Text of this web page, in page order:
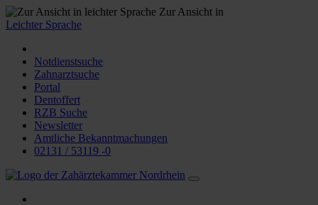
Zur Ansicht in
Leichter Sprache
Notdienstsuche
Zahnarztsuche
Portal
Dentoffert
RZB Suche
Newsletter
Amtliche Bekanntmachungen
02131 / 53119 -0